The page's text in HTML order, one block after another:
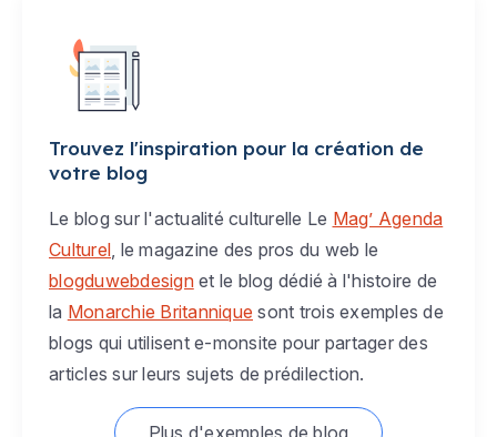
Trouvez l'inspiration pour la création de
votre blog
Le blog sur l'actualité culturelle Le Mag’ Agenda
Culturel, le magazine des pros du web le
blogduwebdesignet le blog dédié à l'histoire de
la Monarchie Britannique sont trois exemples de
blogs qui utilisent e-monsite pour partager des
articles sur leurs sujets de prédilection.